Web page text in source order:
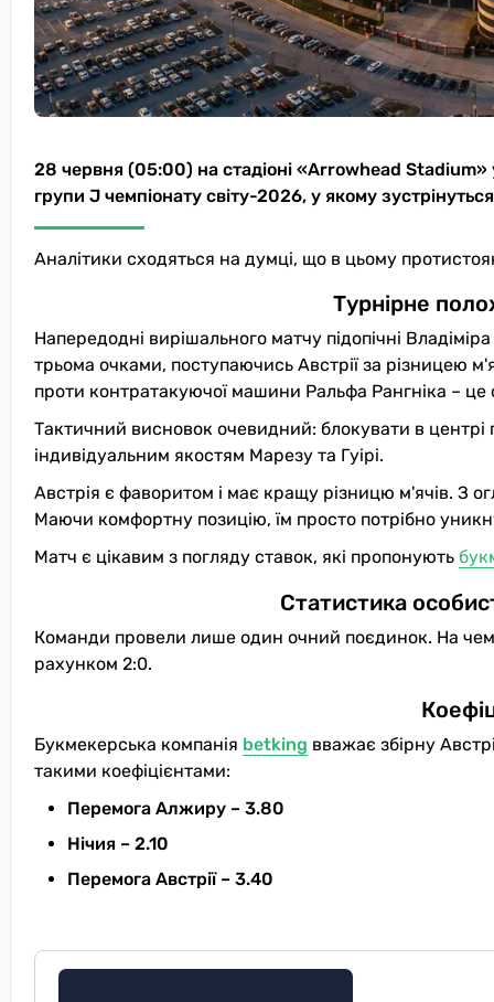
28 червня (05:00) на стадіоні «Arrowhead Stadium»
групи J чемпіонату світу-2026, у якому
Аналітики сходяться на думці, що в цьому
Турнірне
Напередодні вирішального матчу підопічні
трьома очками, поступаючись Австрії за різницею
проти контратакуючої машини Ральфа Рангніка – це
Тактичний висновок очевидний: блокувати в центрі
індивідуальним якостям Марезу та Гуірі.
Австрія є фаворитом і має кращу різницю м'ячів. З
Маючи комфортну позицію, їм просто потрібно
Матч є цікавим з погляду ставок, які пропонують
Статистика
Команди провели лише один очний поєдинок. На
рахунком 2:0.
Букмекерська компанія betking вважає збірну
такими коефіцієнтами:
Перемога Алжиру – 3.80
Нічия – 2.10
Перемога Австрії – 3.40